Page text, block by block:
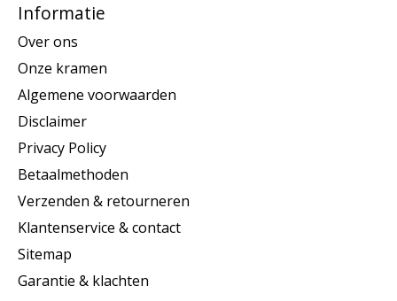
Informatie
Over ons
Onze kramen
Algemene voorwaarden
Disclaimer
Privacy Policy
Betaalmethoden
Verzenden & retourneren
Klantenservice & contact
Sitemap
Garantie & klachten